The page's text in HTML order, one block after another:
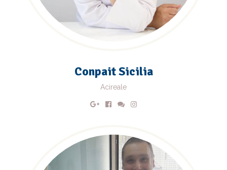
Conpait Sicilia
Acireale